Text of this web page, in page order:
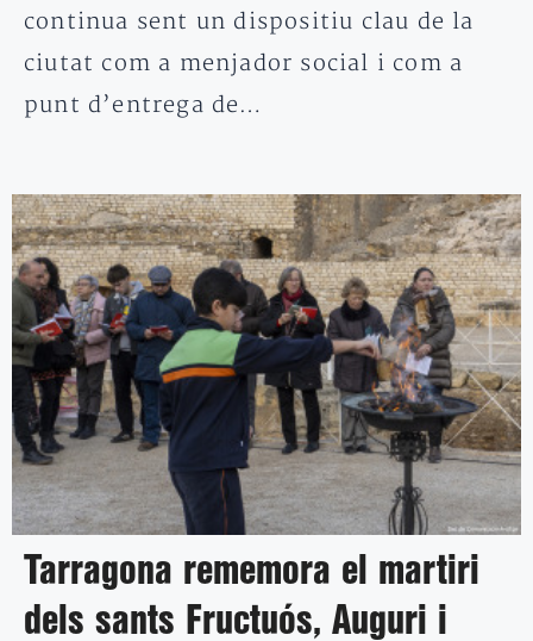
continua sent un dispositiu clau de la
ciutat com a menjador social i com a
punt d’entrega de…
Tarragona rememora el martiri
dels sants Fructuós, Auguri i